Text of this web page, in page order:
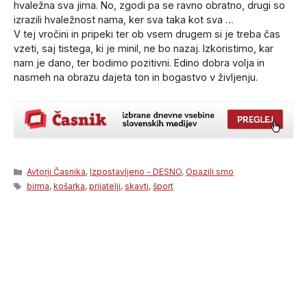
hvaležna sva jima. No, zgodi pa se ravno obratno, drugi so
izrazili hvaležnost nama, ker sva taka kot sva …
V tej vročini in pripeki ter ob vsem drugem si je treba čas
vzeti, saj tistega, ki je minil, ne bo nazaj. Izkoristimo, kar
nam je dano, ter bodimo pozitivni. Edino dobra volja in
nasmeh na obrazu dajeta ton in bogastvo v življenju.
Categories
Avtorji Časnika,Izpostavljeno - DESNO, Opazili smo
Tags
birma,košarka,prijatelji,skavti,šport